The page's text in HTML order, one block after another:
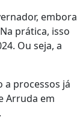
embora
prática, isso
Ou seja, a
a processos já
Arruda em